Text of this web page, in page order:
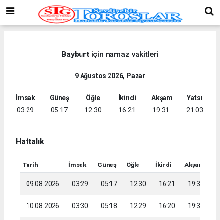
Bayburtiçin namaz vakitleri
9 Ağustos 2026, Pazar
İmsak
03:29
Güneş
05:17
Öğle
12:30
İkindi
16:21
Akşam
19:31
Yatsı
21:03
Haftalık
Tarih İmsak Güneş Öğle İkindi Akşam
09.08.2026 03:29 05:17 12:30 16:21 19:31
10.08.2026 03:30 05:18 12:29 16:20 19:30